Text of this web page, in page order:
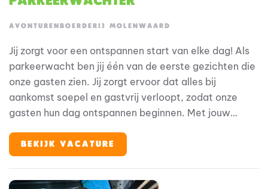
AVONTURENBOERDERIJ MOLENWAARD
Jij zorgt voor een ontspannen start van elke dag! Als
parkeerwacht ben jij één van de eerste gezichten die
onze gasten zien. Jij zorgt ervoor dat alles bij
aankomst soepel en gastvrij verloopt, zodat onze
gasten hun dag ontspannen beginnen. Met jouw
verschil.
BEKIJK VACATURE